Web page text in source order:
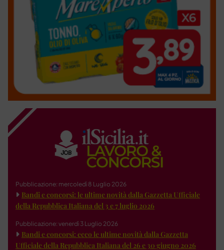
Pubblicazione: mercoledì 8 Luglio 2026
Bandi e concorsi: le ultime novità dalla Gazzetta Ufficiale
della Repubblica Italiana del 3 e 7 luglio 2026
Pubblicazione: venerdì 3 Luglio 2026
Bandi e concorsi: ecco le ultime novità dalla Gazzetta
Ufficiale della Repubblica Italiana del 26 e 30 giugno 2026